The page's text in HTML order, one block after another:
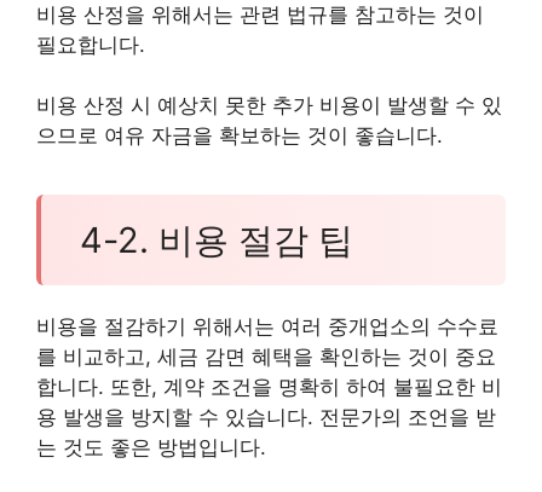
비용 산정을 위해서는 관련 법규를 참고하는 것이
필요합니다.
비용 산정 시 예상치 못한 추가 비용이 발생할 수 있
으므로 여유 자금을 확보하는 것이 좋습니다.
4-2. 비용 절감 팁
비용을 절감하기 위해서는 여러 중개업소의 수수료
를 비교하고, 세금 감면 혜택을 확인하는 것이 중요
합니다. 또한, 계약 조건을 명확히 하여 불필요한 비
용 발생을 방지할 수 있습니다. 전문가의 조언을 받
는 것도 좋은 방법입니다.